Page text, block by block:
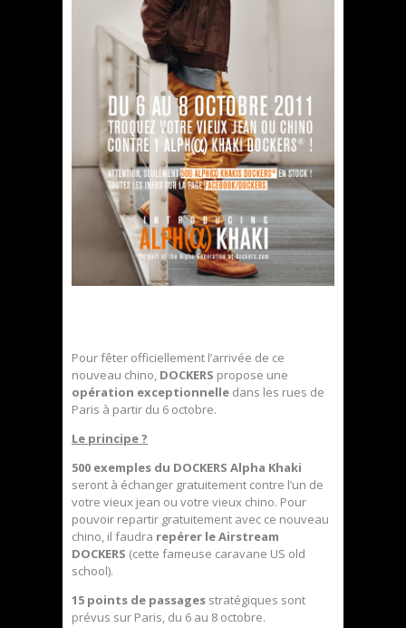
Pour fêter officiellement l’arrivée de ce
nouveau chino, DOCKERS propose une
opération exceptionnelle dans les rues de
Paris à partir du 6 octobre.
Le principe ?
500 exemples du DOCKERS Alpha Khaki
seront à échanger gratuitement contre l’un de
votre vieux jean ou votre vieux chino. Pour
pouvoir repartir gratuitement avec ce nouveau
chino, il faudra repérer le Airstream
DOCKERS (cette fameuse caravane US old
school).
15 points de passages stratégiques sont
prévus sur Paris, du 6 au 8 octobre.